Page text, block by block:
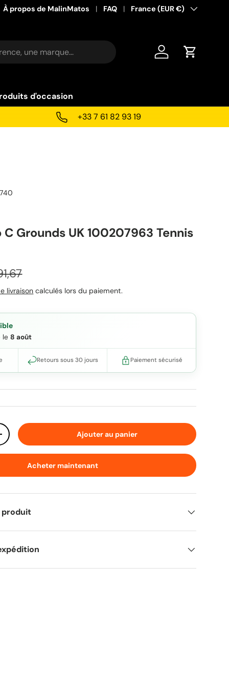
À propos de MalinMatos FAQ Pays
France (EUR €)
Se connecter
Panier
d'occasion
+33 7 61 82 93 19
C Grounds UK 100207963 Tennis
habituel
livraison calculés lors du paiement.
le8 août
Retours sous 30 jours Paiement sécurisé
la quantitéAjouter au panier
Acheter maintenant
produit